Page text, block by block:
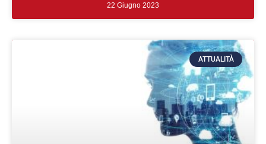
22 Giugno 2023
ATTUALITÀ